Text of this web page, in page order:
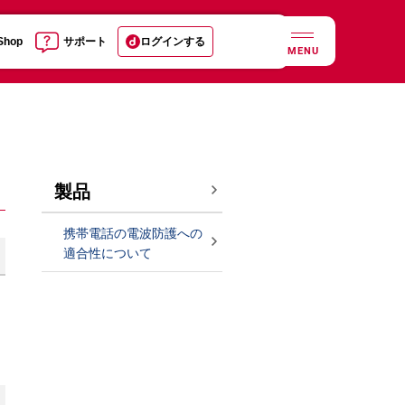
サポート ログインする
MENU
製品
携帯電話の電波防護への
適合性について